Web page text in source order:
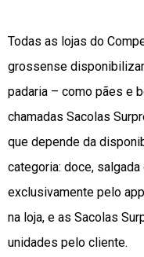
Todas as lojas do
grossense
padaria – como pães e
chamadas Sacolas
que depende da
categoria: doce,
exclusivamente pelo
na loja, e as Sacolas
unidades pelo cliente.